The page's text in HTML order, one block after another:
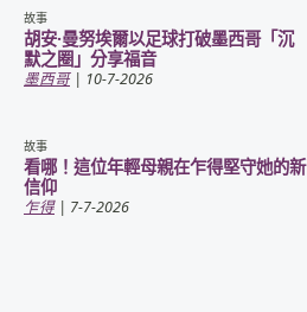
故事
胡安·曼努埃爾以足球打破墨西哥「沉
默之圈」分享福音
墨西哥| 10-7-2026
故事
看哪！這位年輕母親在乍得堅守她的新
信仰
乍得| 7-7-2026